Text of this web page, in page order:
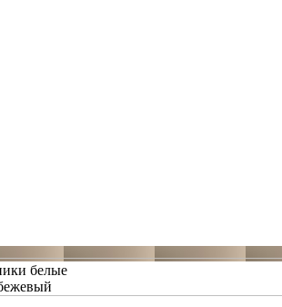
белые